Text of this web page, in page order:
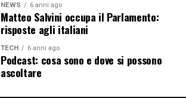
NEWS 6 anni ago
Matteo Salvini occupa il Parlamento:
risposte agli italiani
TECH 6 anni ago
Podcast: cosa sono e dove si possono
ascoltare